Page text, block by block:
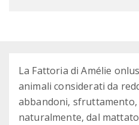
La Fattoria di Amélie
animali considerati da
abbandoni,
naturalmente, dal